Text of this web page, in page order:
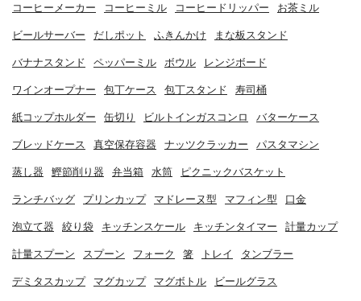
コーヒーメーカー コーヒーミル コーヒードリッパー お茶ミル
ビールサーバー だしポット ふきんかけ まな板スタンド
バナナスタンド ペッパーミル ボウル レンジボード
ワインオープナー 包丁ケース 包丁スタンド 寿司桶
紙コップホルダー 缶切り ビルトインガスコンロ バターケース
ブレッドケース 真空保存容器 ナッツクラッカー パスタマシン
蒸し器 鰹節削り器 弁当箱 水筒 ピクニックバスケット
ランチバッグ プリンカップ マドレーヌ型 マフィン型 口金
泡立て器 絞り袋 キッチンスケール キッチンタイマー 計量カップ
計量スプーン スプーン フォーク 箸 トレイ タンブラー
デミタスカップ マグカップ マグボトル ビールグラス